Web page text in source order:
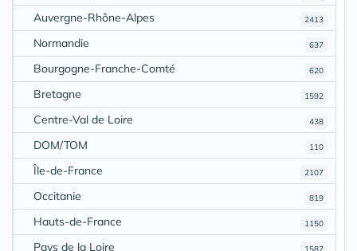
2413
Auvergne-Rhône-Alpes
637
Normandie
620
Bourgogne-Franche-Comté
1592
Bretagne
438
Centre-Val de Loire
110
DOM/TOM
2107
Île-de-France
819
Occitanie
1150
Hauts-de-France
1587
Pays de la Loire